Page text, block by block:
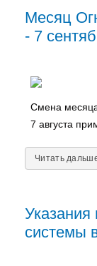
Месяц
- 7
Смена
7 августа
Читать
системы